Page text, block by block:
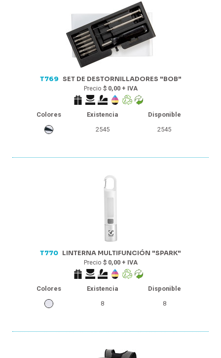
2
T769 SET DE DESTORNILLADORES "BOB"
Precio $ 0,00 + IVA
Colores Existencia
Disponible
2545
2545
T770 LINTERNA MULTIFUNCIÓN "SPARK"
Precio $ 0,00 + IVA
Colores Existencia
Disponible
8
8